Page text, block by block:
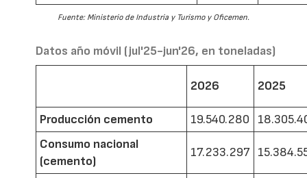
Fuente: Ministerio de Industria y Turismo y Oficemen.
Datos año móvil (jul'25-jun'26, en toneladas)
2026 2025
Producción cemento 19.540.280
Consumo nacional
(cemento)
17.233.297